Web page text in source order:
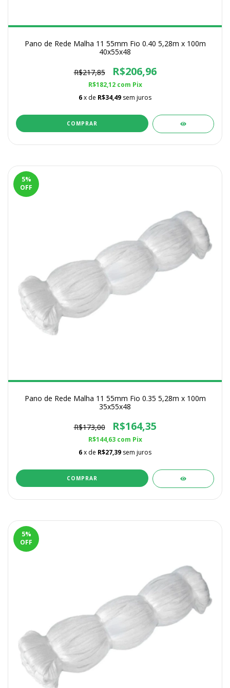
Pano de Rede Malha 11 55mm Fio 0.40 5,28m x 100m
40x55x48
R$217,85 R$206,96
R$182,12 com Pix
6x de R$34,49 sem juros
5%
OFF
Pano de Rede Malha 11 55mm Fio 0.35 5,28m x 100m
35x55x48
R$173,00 R$164,35
R$144,63 com Pix
6x de R$27,39 sem juros
5%
OFF